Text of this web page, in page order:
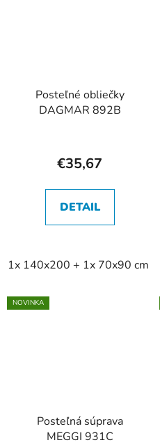
Posteľné obliečky
DAGMAR 892B
€35,67
DETAIL
1x 140x200 + 1x 70x90 cm
NOVINKA
Posteľná súprava
MEGGI 931C